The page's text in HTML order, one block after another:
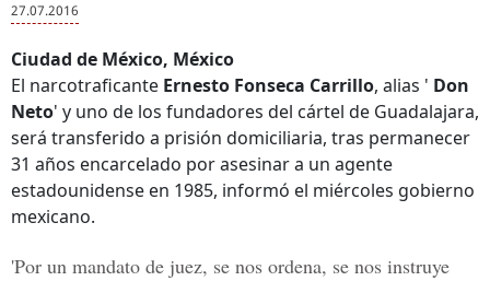
27.07.2016
Ciudad de México, México
El narcotraficante Ernesto Fonseca Carrillo, alias ' Don
Neto' y uno de los fundadores del cártel de Guadalajara,
será transferido a prisión domiciliaria, tras permanecer
31 años encarcelado por asesinar a un agente
estadounidense en 1985, informó el miércoles gobierno
mexicano.
'Por un mandato de juez, se nos ordena, se nos instruye